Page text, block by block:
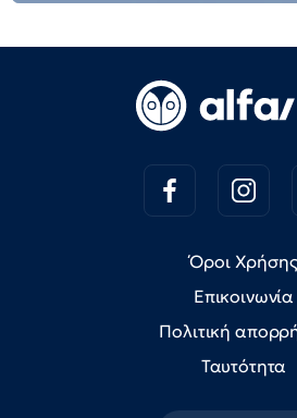
Όροι Χρήσης
Επικοινωνία
Πολιτική
Ταυτότητα